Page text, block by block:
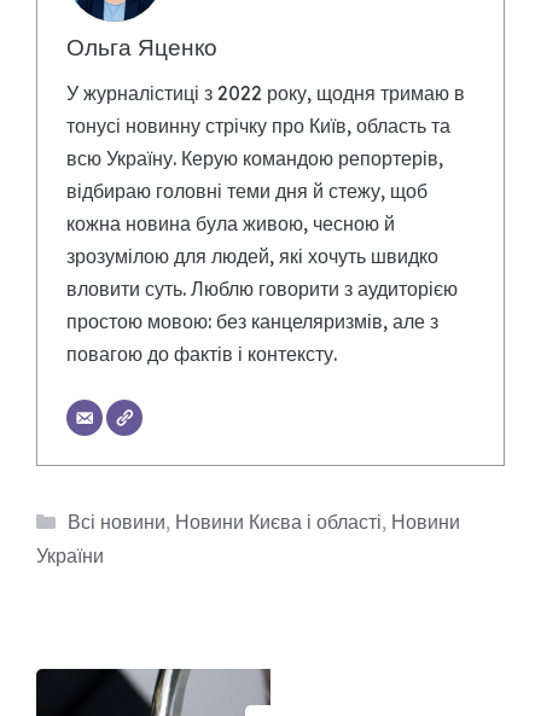
Ольга Яценко
У журналістиці з 2022 року, щодня тримаю в
тонусі новинну стрічку про Київ, область та
всю Україну. Керую командою репортерів,
відбираю головні теми дня й стежу, щоб
кожна новина була живою, чесною й
зрозумілою для людей, які хочуть швидко
вловити суть. Люблю говорити з аудиторією
простою мовою: без канцеляризмів, але з
повагою до фактів і контексту.
Категорії
Всі новини, Новини Києва і області, Новини
України